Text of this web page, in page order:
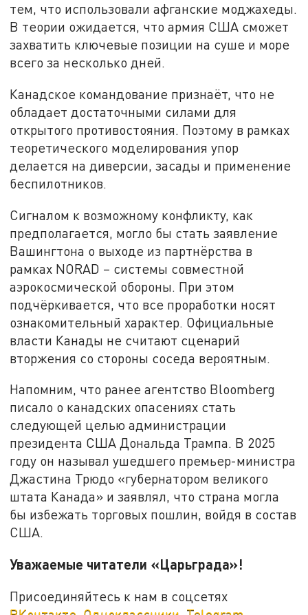
тем, что использовали афганские моджахеды.
В теории ожидается, что армия США сможет
захватить ключевые позиции на суше и море
всего за несколько дней.
Канадское командование признаёт, что не
обладает достаточными силами для
открытого противостояния. Поэтому в рамках
теоретического моделирования упор
делается на диверсии, засады и применение
беспилотников.
Сигналом к возможному конфликту, как
предполагается, могло бы стать заявление
Вашингтона о выходе из партнёрства в
рамках NORAD – системы совместной
аэрокосмической обороны. При этом
подчёркивается, что все проработки носят
ознакомительный характер. Официальные
власти Канады не считают сценарий
вторжения со стороны соседа вероятным.
Напомним, что ранее агентство Bloomberg
писало о канадских опасениях стать
следующей целью администрации
президента США Дональда Трампа. В 2025
году он называл ушедшего премьер-министра
Джастина Трюдо «губернатором великого
штата Канада» и заявлял, что страна могла
бы избежать торговых пошлин, войдя в состав
США.
Уважаемые читатели «Царьграда»!
Присоединяйтесь к нам в соцсетях